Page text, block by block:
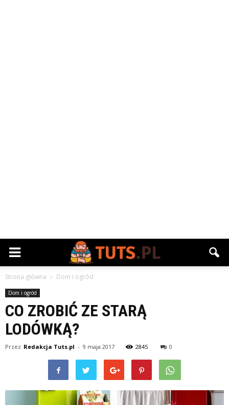
Strona główna Dom i ogród
Dom i ogród
CO ZROBIĆ ZE STARĄ
LODÓWKĄ?
Przez Redakcja Tuts.pl - 9 maja 2017 2845 0